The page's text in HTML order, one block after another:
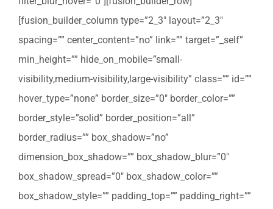
[fusion_builder_column type=”2_3″ layout=”2_3″
spacing=”” center_content=”no” link=”” target=”_self”
min_height=”” hide_on_mobile=”small-
visibility,medium-visibility,large-visibility” class=”” id=””
hover_type=”none” border_size=”0″ border_color=””
border_style=”solid” border_position=”all”
border_radius=”” box_shadow=”no”
dimension_box_shadow=”” box_shadow_blur=”0″
box_shadow_spread=”0″ box_shadow_color=””
box_shadow_style=”” padding_top=”” padding_right=””